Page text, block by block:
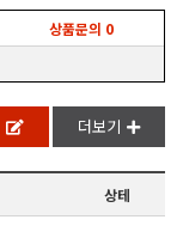
상품문의 0
더보기
상테